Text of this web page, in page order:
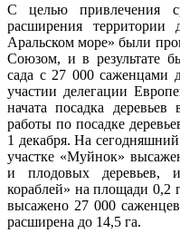
С целью привлечения
расширения
Аральском море» были
Союзом, и в результате
сада с 27 000 саженцами
участии делегации
начата посадка
работы по посадке
1 декабря. На
участке «Муйнок»
и плодовых деревьев,
кораблей» на площади 0,2
высажено 27 000
расширена до 14,5 га.